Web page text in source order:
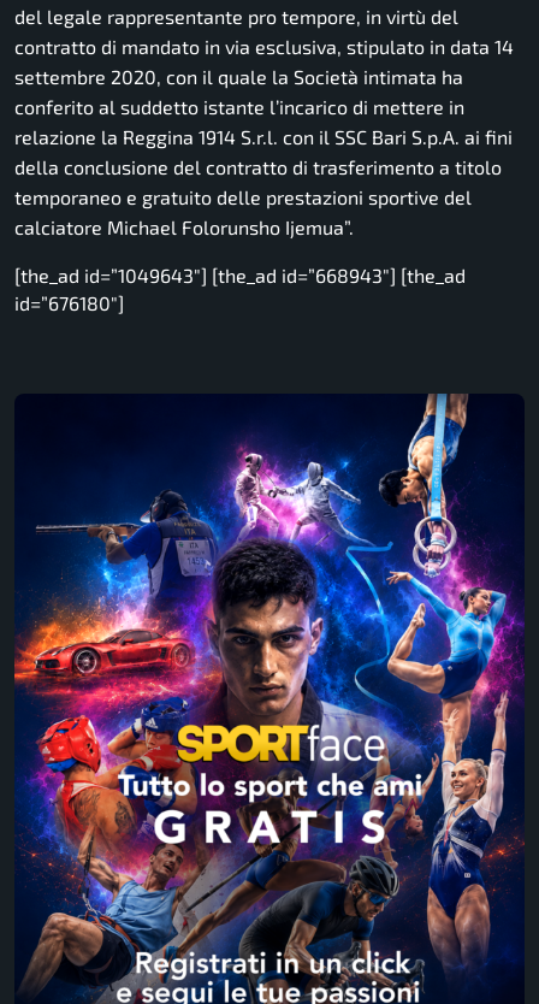
del legale rappresentante pro tempore, in virtù del
contratto di mandato in via esclusiva, stipulato in data 14
settembre 2020, con il quale la Società intimata ha
conferito al suddetto istante l’incarico di mettere in
relazione la Reggina 1914 S.r.l. con il SSC Bari S.p.A. ai fini
della conclusione del contratto di trasferimento a titolo
temporaneo e gratuito delle prestazioni sportive del
calciatore Michael Folorunsho Ijemua”.
[the_ad id=”1049643″] [the_ad id=”668943″] [the_ad
id=”676180″]